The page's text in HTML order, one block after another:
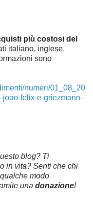
più costosi del
italiano, inglese,
sono
numeri/01_08_20
joao-felix-e-griezmann-
blog? Ti
in vita? Senti che chi
modo
una donazione!